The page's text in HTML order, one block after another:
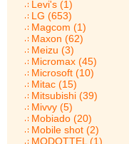
Levi's (1)
LG (653)
Magcom (1)
Maxon (62)
Meizu (3)
Micromax (45)
Microsoft (10)
Mitac (15)
Mitsubishi (39)
Mivvy (5)
Mobiado (20)
Mobile shot (2)
MODOTTEL (1)